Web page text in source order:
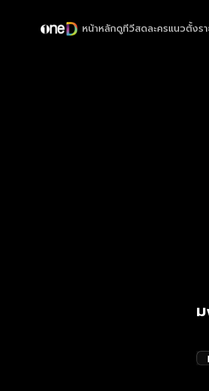
หน้าหลักดูทีวีสดละครแนวตั้งร